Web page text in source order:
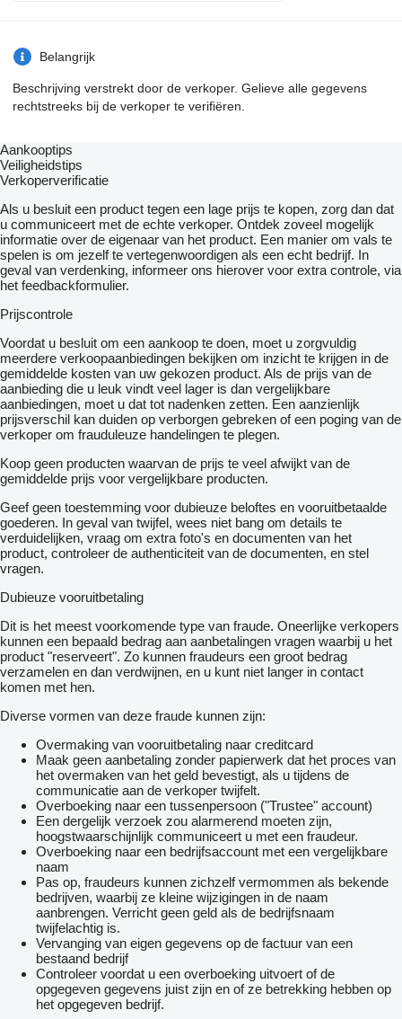
Belangrijk
Beschrijving verstrekt door de verkoper. Gelieve alle gegevens
rechtstreeks bij de verkoper te verifiëren.
Aankooptips
Veiligheidstips
Verkoperverificatie
Als u besluit een product tegen een lage prijs te kopen, zorg dan dat
u communiceert met de echte verkoper. Ontdek zoveel mogelijk
informatie over de eigenaar van het product. Een manier om vals te
spelen is om jezelf te vertegenwoordigen als een echt bedrijf. In
geval van verdenking, informeer ons hierover voor extra controle, via
het feedbackformulier.
Prijscontrole
Voordat u besluit om een ​​aankoop te doen, moet u zorgvuldig
meerdere verkoopaanbiedingen bekijken om inzicht te krijgen in de
gemiddelde kosten van uw gekozen product. Als de prijs van de
aanbieding die u leuk vindt veel lager is dan vergelijkbare
aanbiedingen, moet u dat tot nadenken zetten. Een aanzienlijk
prijsverschil kan duiden op verborgen gebreken of een poging van de
verkoper om frauduleuze handelingen te plegen.
Koop geen producten waarvan de prijs te veel afwijkt van de
gemiddelde prijs voor vergelijkbare producten.
Geef geen toestemming voor dubieuze beloftes en vooruitbetaalde
goederen. In geval van twijfel, wees niet bang om details te
verduidelijken, vraag om extra foto's en documenten van het
product, controleer de authenticiteit van de documenten, en stel
vragen.
Dubieuze vooruitbetaling
Dit is het meest voorkomende type van fraude. Oneerlijke verkopers
kunnen een bepaald bedrag aan aanbetalingen vragen waarbij u het
product "reserveert". Zo kunnen fraudeurs een groot bedrag
verzamelen en dan verdwijnen, en u kunt niet langer in contact
komen met hen.
Diverse vormen van deze fraude kunnen zijn:
Overmaking van vooruitbetaling naar creditcard
Maak geen aanbetaling zonder papierwerk dat het proces van
het overmaken van het geld bevestigt, als u tijdens de
communicatie aan de verkoper twijfelt.
Overboeking naar een tussenpersoon ("Trustee" account)
Een dergelijk verzoek zou alarmerend moeten zijn,
hoogstwaarschijnlijk communiceert u met een fraudeur.
Overboeking naar een bedrijfsaccount met een vergelijkbare
naam
Pas op, fraudeurs kunnen zichzelf vermommen als bekende
bedrijven, waarbij ze kleine wijzigingen in de naam
aanbrengen. Verricht geen geld als de bedrijfsnaam
twijfelachtig is.
Vervanging van eigen gegevens op de factuur van een
bestaand bedrijf
Controleer voordat u een overboeking uitvoert of de
opgegeven gegevens juist zijn en of ze betrekking hebben op
het opgegeven bedrijf.